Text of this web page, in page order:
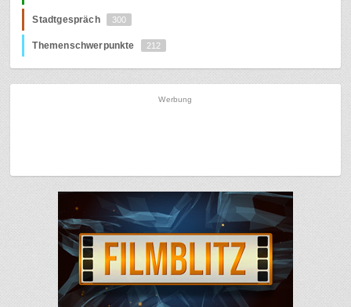
Stadtgespräch 300
Themenschwerpunkte 212
Werbung